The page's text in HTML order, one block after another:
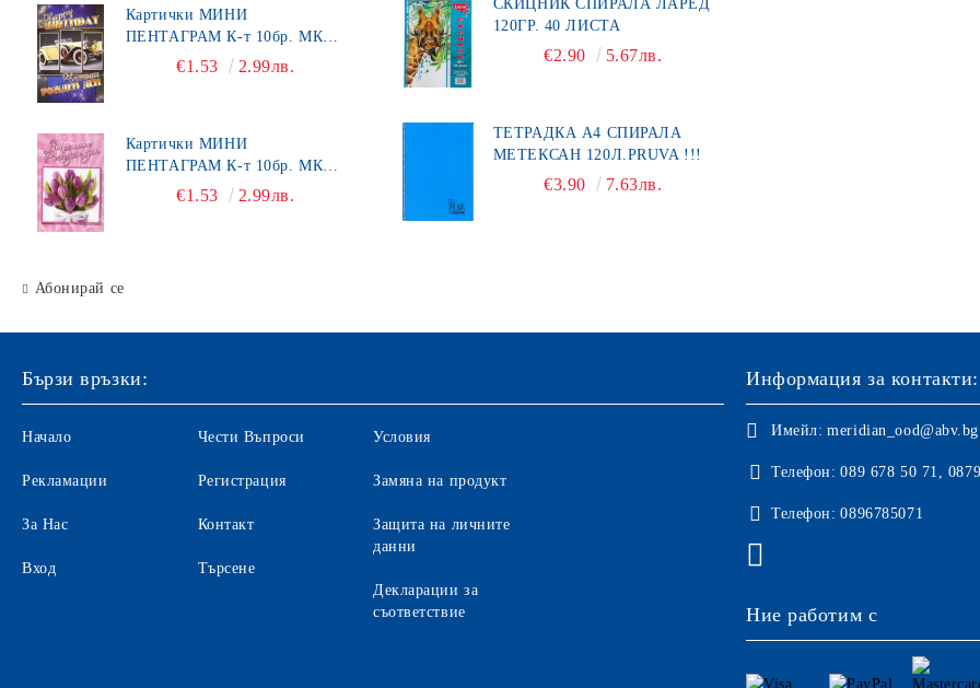
Картички МИНИ
ПЕНТАГРАМ К-т 10бр. МК
€1.53 2.99лв.
Картички МИНИ
ПЕНТАГРАМ К-т 10бр. МК
€1.53 2.99лв.
Абонирай се
СКИЦНИК СПИРАЛА ЛАРЕД
120ГР. 40 ЛИСТА
€2.90 5.67лв.
ТЕТРАДКА А4 СПИРАЛА
МЕТЕКСАН 120Л.PRUVA !!!
€3.90 7.63лв.
Бързи връзки:
Начало
Рекламации
За Нас
Вход
Чести Въпроси
Регистрация
Контакт
Търсене
Условия
Замяна на продукт
Защита на личните
данни
Декларации за
съответствие
Информация за контакти:
Имейл: meridian_ood@abv.bg
Телефон: 089 678 50 71,
Телефон: 0896785071
Ние работим с